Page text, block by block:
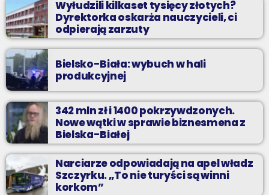
Wyłudzili kilkaset tysięcy złotych?
Dyrektorka oskarża nauczycieli, ci
odpierają zarzuty
Bielsko-Biała: wybuch w hali
produkcyjnej
342 mln zł i 1400 pokrzywdzonych.
Nowe wątki w sprawie biznesmena z
Bielska-Białej
Narciarze odpowiadają na apel władz
Szczyrku. „To nie turyści są winni
korkom”